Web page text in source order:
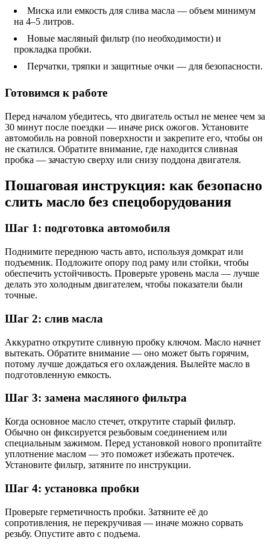
Миска или емкость для слива масла — объем минимум
на 4–5 литров.
Новые масляный фильтр (по необходимости) и
прокладка пробки.
Перчатки, тряпки и защитные очки — для безопасности.
Готовимся к работе
Перед началом убедитесь, что двигатель остыл не менее чем за
30 минут после поездки — иначе риск ожогов. Установите
автомобиль на ровной поверхности и закрепите его, чтобы он
не скатился. Обратите внимание, где находится сливная
пробка — зачастую сверху или снизу поддона двигателя.
Пошаговая инструкция: как безопасно
слить масло без спецоборудования
Шаг 1: подготовка автомобиля
Поднимите переднюю часть авто, используя домкрат или
подъемник. Подложите опору под раму или стойки, чтобы
обеспечить устойчивость. Проверьте уровень масла — лучше
делать это холодным двигателем, чтобы показатели были
точные.
Шаг 2: слив масла
Аккуратно открутите сливную пробку ключом. Масло начнет
вытекать. Обратите внимание — оно может быть горячим,
потому лучше дождаться его охлаждения. Вылейте масло в
подготовленную емкость.
Шаг 3: замена масляного фильтра
Когда основное масло стечет, открутите старый фильтр.
Обычно он фиксируется резьбовым соединением или
специальным зажимом. Перед установкой нового пропитайте
уплотнение маслом — это поможет избежать протечек.
Установите фильтр, затяните по инструкции.
Шаг 4: установка пробки
Проверьте герметичность пробки. Затяните её до
сопротивления, не перекручивая — иначе можно сорвать
резьбу. Опустите авто с подъема.